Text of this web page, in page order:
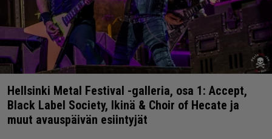
Hellsinki Metal Festival -galleria, osa 1: Accept,
Black Label Society, Ikinä & Choir of Hecate ja
muut avauspäivän esiintyjät